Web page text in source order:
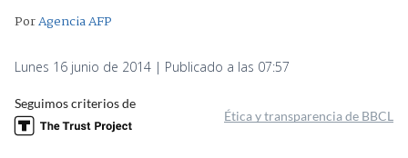
PorAgencia AFP
Lunes 16 junio de 2014 | Publicado a las 07:57
Seguimos criterios de
Ética y transparencia de BBCL